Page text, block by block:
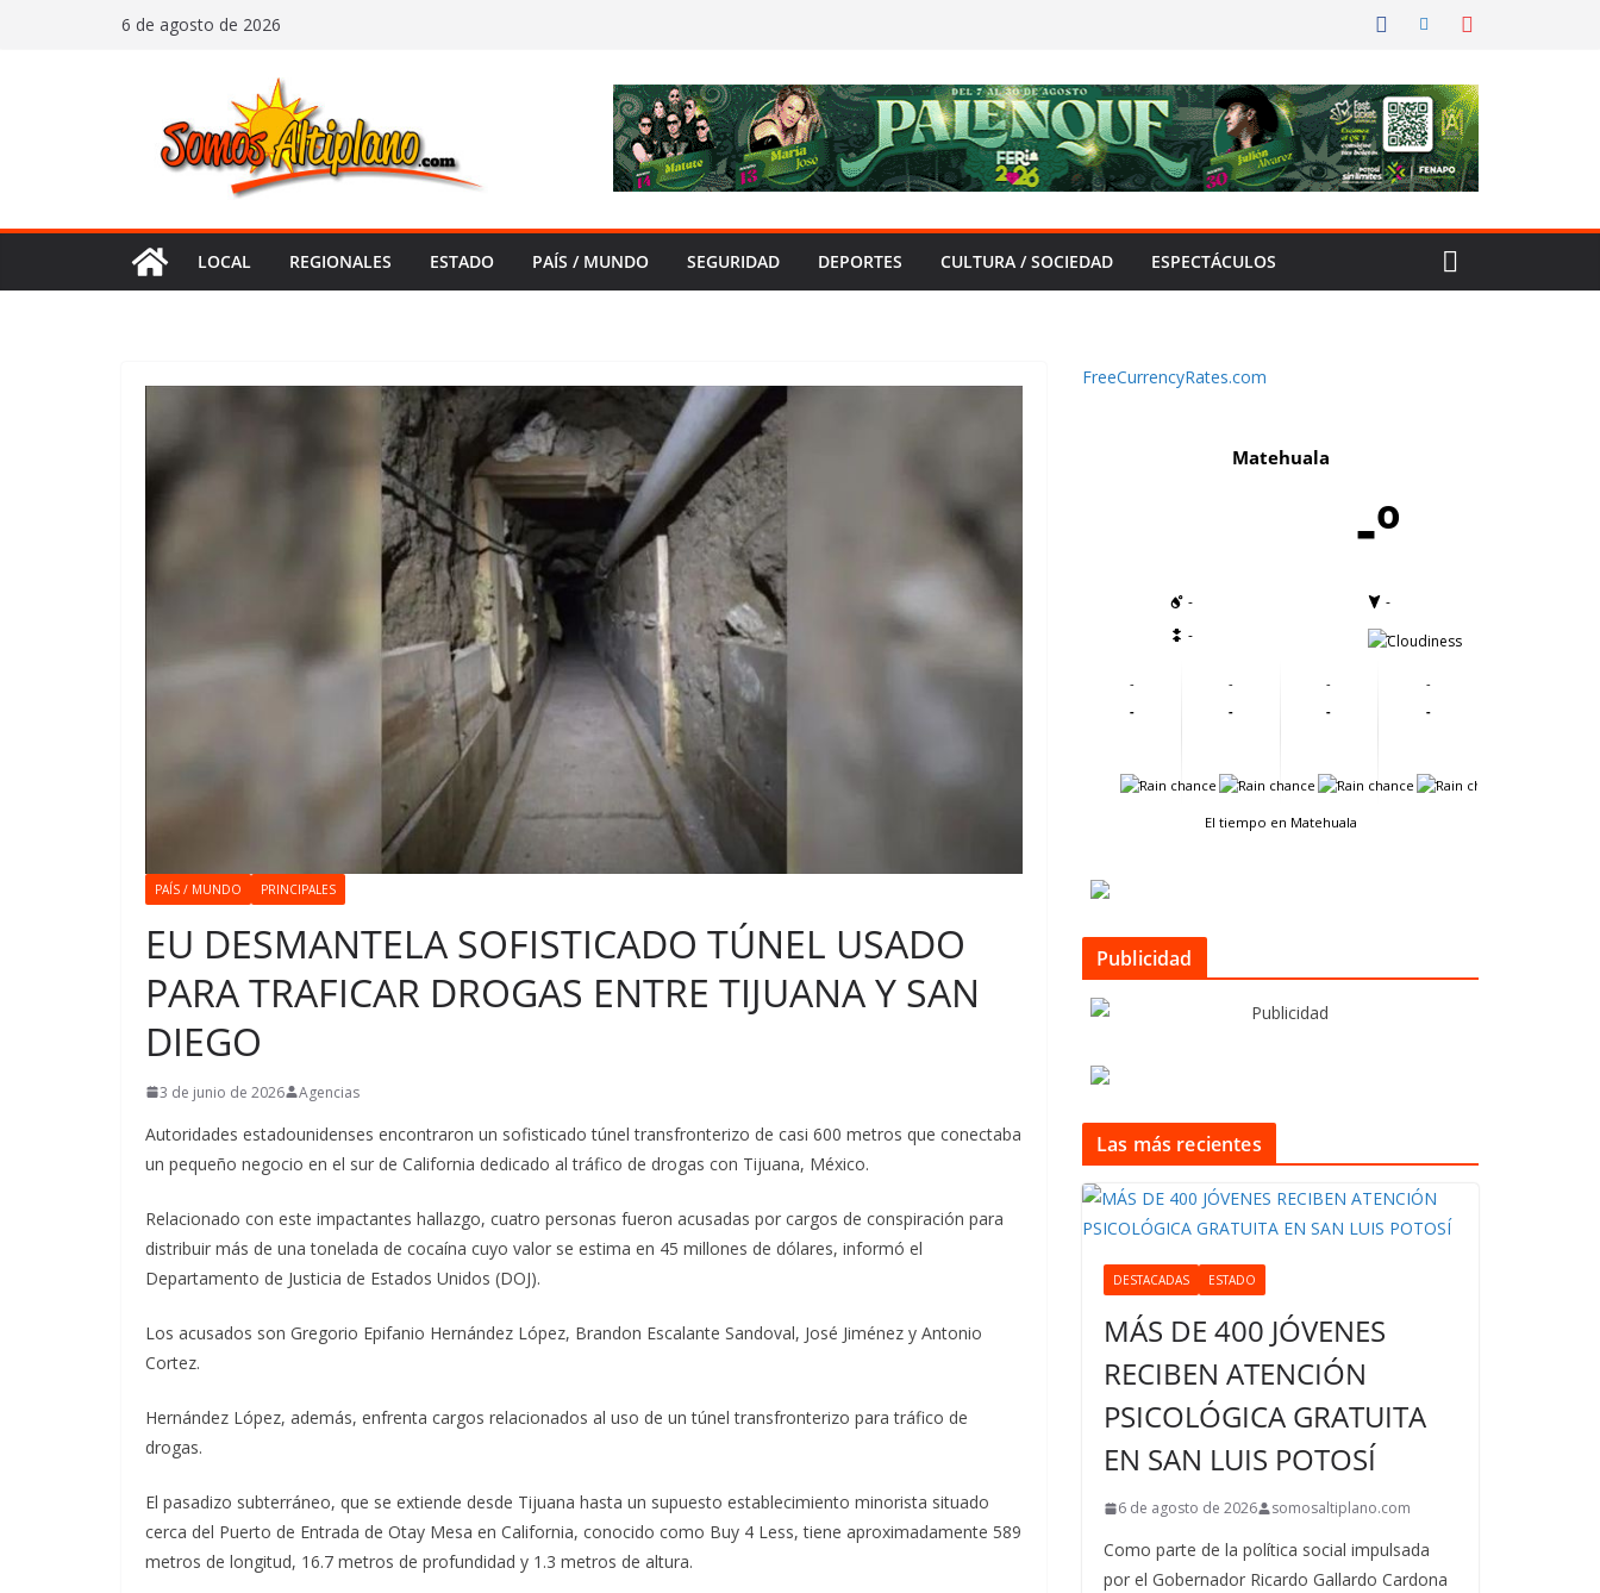
6 de agosto de 2026
LOCAL REGIONALES ESTADO PAÍS / MUNDO SEGURIDAD DEPORTES CULTURA / SOCIEDAD ESPECTÁCULOS
PAÍS / MUNDO PRINCIPALES
EU DESMANTELA SOFISTICADO TÚNEL USADO
PARA TRAFICAR DROGAS ENTRE TIJUANA Y SAN
DIEGO
3 de junio de 2026 Agencias
Autoridades estadounidenses encontraron un sofisticado túnel transfronterizo de casi 600 metros que conectaba
un pequeño negocio en el sur de California dedicado al tráfico de drogas con Tijuana, México.
Relacionado con este impactantes hallazgo, cuatro personas fueron acusadas por cargos de conspiración para
distribuir más de una tonelada de cocaína cuyo valor se estima en 45 millones de dólares, informó el
Departamento de Justicia de Estados Unidos (DOJ).
Los acusados son Gregorio Epifanio Hernández López, Brandon Escalante Sandoval, José Jiménez y Antonio
Cortez.
Hernández López, además, enfrenta cargos relacionados al uso de un túnel transfronterizo para tráfico de
drogas.
El pasadizo subterráneo, que se extiende desde Tijuana hasta un supuesto establecimiento minorista situado
cerca del Puerto de Entrada de Otay Mesa en California, conocido como Buy 4 Less, tiene aproximadamente 589
metros de longitud, 16.7 metros de profundidad y 1.3 metros de altura.
FreeCurrencyRates.com
Matehuala
-º
-
-
-
-
-
-
-
-
-
-
-
-
-
-
-
-
El tiempo en Matehuala
Publicidad
Las más recientes
DESTACADAS ESTADO
MÁS DE 400 JÓVENES
RECIBEN ATENCIÓN
PSICOLÓGICA GRATUITA
EN SAN LUIS POTOSÍ
6 de agosto de 2026 somosaltiplano.com
Como parte de la política social impulsada
por el Gobernador Ricardo Gallardo Cardona